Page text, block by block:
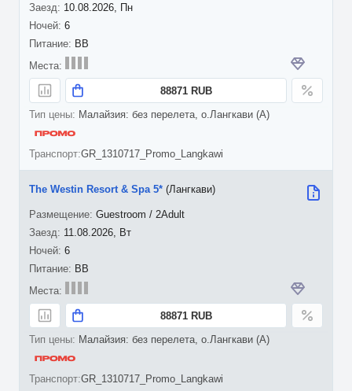
10.08.2026, Пн
6
BB
88871 RUB
Малайзия: без перелета, о.Лангкави (A)
GR_1310717_Promo_Langkawi
11.08.2026, Вт
6
The Westin Resort & Spa 5* (Лангкави)
Guestroom / 2Adult
BB
88871 RUB
Малайзия: без перелета, о.Лангкави (A)
GR_1310717_Promo_Langkawi